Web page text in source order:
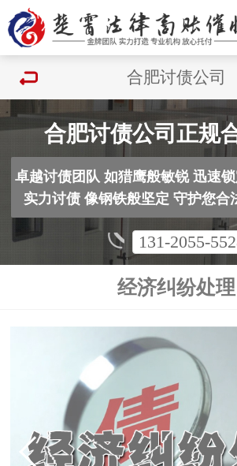
合肥讨债公司
合肥讨债公司正规
卓越讨债团队 如猎鹰般敏锐 迅速
实力讨债 像钢铁般坚定 守护您合
131-2055-
经济纠纷处理